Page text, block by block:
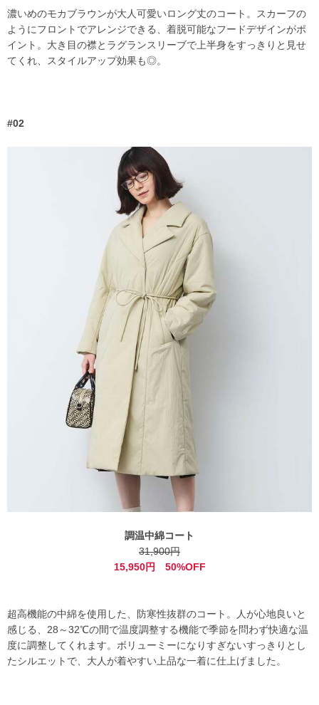
濃いめのモカブラウンが大人可愛いロング丈のコート。スカーフの
ようにフロントでアレンジできる、着脱可能なフードデザインがポ
イント。大き目の襟とラグランスリーブで上半身をすっきりと見せ
てくれ、スタイルアップ効果も◎。
#02
調温中綿コート
31,900円
15,950円 50%OFF
超高機能の中綿を使用した、防寒性抜群のコート。人が心地良いと
感じる、28～32℃の間で温度調整する機能で季節を問わず快適な温
度に調整してくれます。ボリューミーになりすぎないすっきりとし
たシルエットで、大人が着やすい上品な一着に仕上げました。